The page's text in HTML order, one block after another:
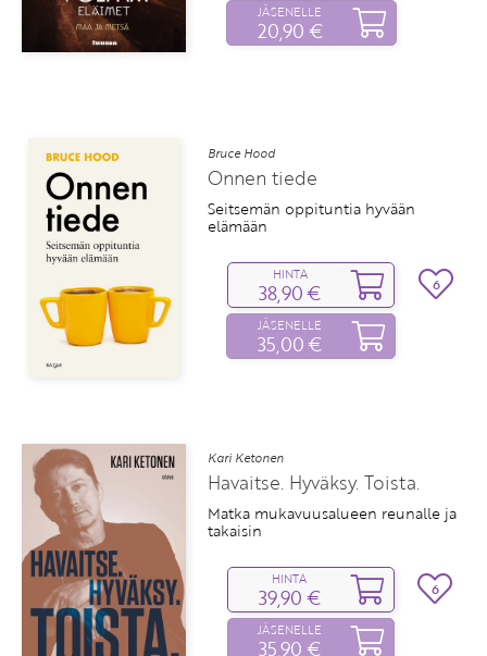
JÄSENELLE
20,90 €
Bruce Hood
Onnen tiede
Seitsemän oppituntia hyvään
elämään
HINTA
38,90 €
JÄSENELLE
35,00 €
6
Kari Ketonen
Havaitse. Hyväksy. Toista.
Matka mukavuusalueen reunalle ja
takaisin
HINTA
39,90 €
JÄSENELLE
35,90 €
6